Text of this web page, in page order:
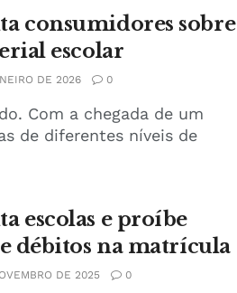
consumidores sobre
escolar
DE 2026 0
Com a chegada de um
de diferentes níveis de
escolas e proíbe
débitos na matrícula
DE 2025 0